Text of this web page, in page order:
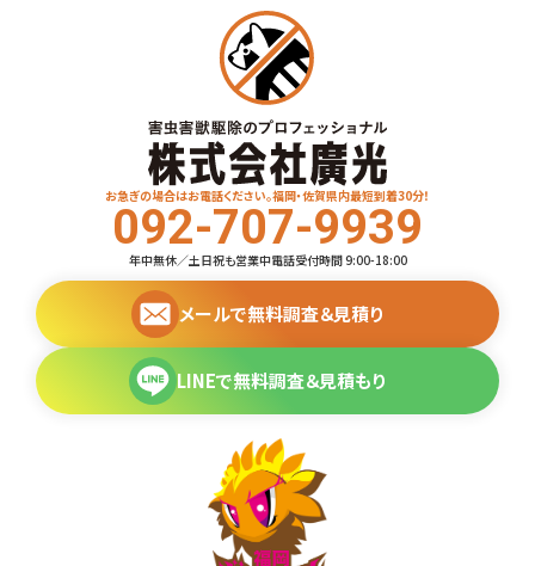
お急ぎの場合はお電話ください。福岡・佐賀県内最短到着30分！
092-707-9939
年中無休／土日祝も営業中電話受付時間 9:00-18:00
メールで無料調査＆見積り
LINEで無料調査＆見積もり